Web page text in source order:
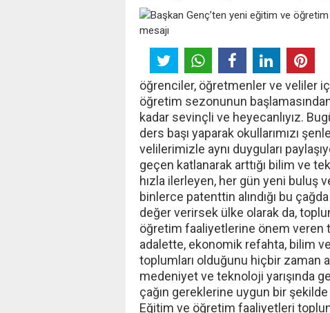
öğrenciler, öğretmenler ve veliler
öğretim sezonunun
kadar sevinçli ve heyecanlıyız.
ders başı yaparak okullarımızı
velilerimizle aynı duyguları
geçen katlanarak arttığı bilim ve
hızla ilerleyen, her gün yeni buluş
binlerce patenttin alındığı bu
değer verirsek ülke olarak da,
öğretim faaliyetlerine önem veren
adalette, ekonomik refahta, bilim
toplumları olduğunu hiçbir zaman
medeniyet ve teknoloji yarışında
çağın gereklerine uygun bir
Eğitim ve öğretim faaliyetleri